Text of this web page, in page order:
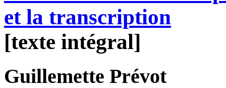
et la transcription
[texte intégral]
Guillemette Prévot